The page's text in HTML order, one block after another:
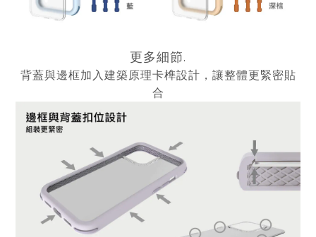
更多細節.
背蓋與邊框加入建築原理卡榫設計，讓整體更緊密貼
合